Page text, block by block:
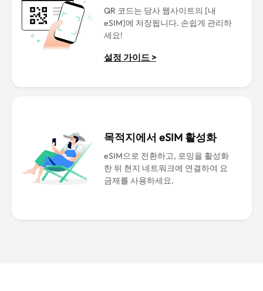
QR 코드는 당사 웹사이트의 [내
eSIM]에 저장됩니다. 손쉽게 관리하
세요!
설정 가이드 >
목적지에서 eSIM 활성화
eSIM으로 전환하고, 로밍을 활성화
한 뒤 현지 네트워크에 연결하여 요
금제를 사용하세요.